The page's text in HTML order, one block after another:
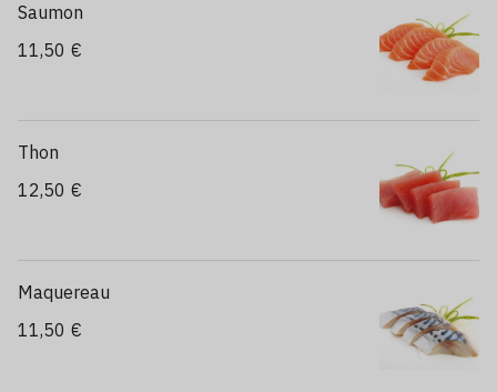
Saumon
11,50 €
Thon
12,50 €
Maquereau
11,50 €